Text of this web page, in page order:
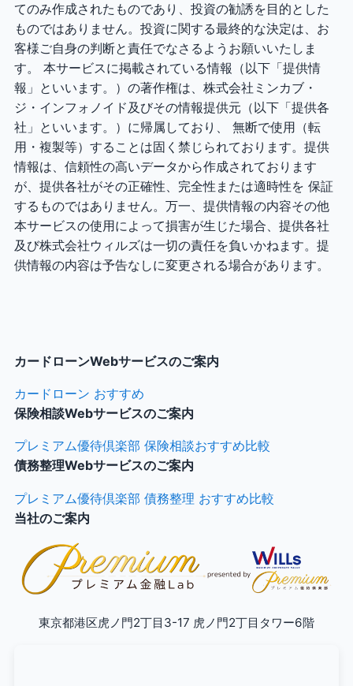
てのみ作成されたものであり、投資の勧誘を目的とした
ものではありません。投資に関する最終的な決定は、お
客様ご自身の判断と責任でなさるようお願いいたしま
す。 本サービスに掲載されている情報（以下「提供情
報」といいます。）の著作権は、株式会社ミンカブ・
ジ・インフォノイド及びその情報提供元（以下「提供各
社」といいます。）に帰属しており、 無断で使用（転
用・複製等）することは固く禁じられております。提供
情報は、信頼性の高いデータから作成されております
が、提供各社がその正確性、完全性または適時性を 保証
するものではありません。万一、提供情報の内容その他
本サービスの使用によって損害が生じた場合、提供各社
及び株式会社ウィルズは一切の責任を負いかねます。提
供情報の内容は予告なしに変更される場合があります。
カードローンWebサービスのご案内
カードローン おすすめ
保険相談Webサービスのご案内
プレミアム優待倶楽部 保険相談おすすめ比較
債務整理Webサービスのご案内
プレミアム優待倶楽部 債務整理 おすすめ比較
当社のご案内
東京都港区虎ノ門2丁目3-17 虎ノ門2丁目タワー6階